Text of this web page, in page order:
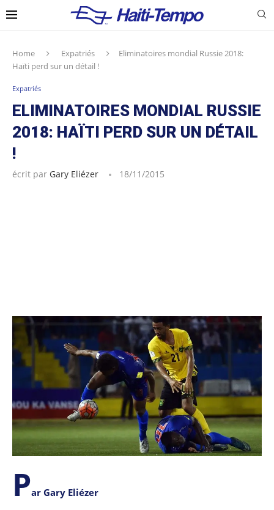
Home Expatriés
Eliminatoires mondial Russie 2018:
Haïti perd sur un détail !
Expatriés
ELIMINATOIRES MONDIAL RUSSIE
2018: HAÏTI PERD SUR UN DÉTAIL
!
écrit par Gary Eliézer 18/11/2015
Par Gary Eliézer